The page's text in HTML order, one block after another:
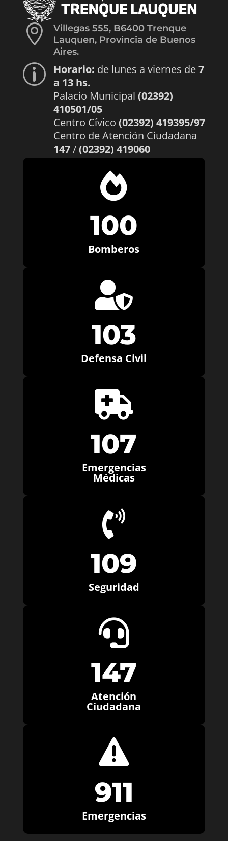

Villegas 555, B6400 Trenque
Lauquen, Provincia de Buenos
Aires.
p Horario: de lunes a viernes de7
a 13 hs.
Palacio Municipal (02392)
410501/05
Centro Cívico (02392) 419395/97
Centro de Atención Ciudadana
147/(02392) 419060

100
Bomberos

103
Defensa Civil

107
Emergencias
Médicas

109
Seguridad

147
Atención
Ciudadana

911
Emergencias